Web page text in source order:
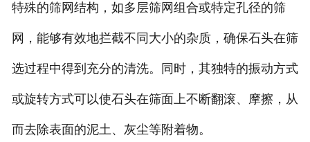
特殊的筛网结构，如多层筛网组合或特定孔径的筛
网，能够有效地拦截不同大小的杂质，确保石头在筛
选过程中得到充分的清洗。同时，其独特的振动方式
或旋转方式可以使石头在筛面上不断翻滚、摩擦，从
而去除表面的泥土、灰尘等附着物。